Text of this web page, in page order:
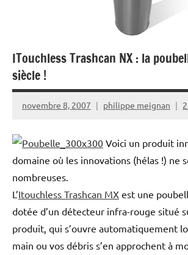
ITouchless Trashcan NX : la
siècle !
novembre 8, 2007 philippe meignan
Voici un produit
domaine où les innovations (hélas !) ne
nombreuses.
L’Itouchless Trashcan MX est une
dotée d’un détecteur infra-rouge situé
produit, qui s’ouvre automatiquement
main ou vos débris s’en approchent à